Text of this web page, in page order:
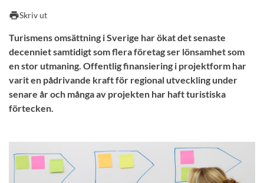
printSkriv ut
Turismens omsättning i Sverige har ökat det senaste
decenniet samtidigt som flera företag ser lönsamhet som
en stor utmaning. Offentlig finansiering i projektform har
varit en pådrivande kraft för regional utveckling under
senare år och många av projekten har haft turistiska
förtecken.